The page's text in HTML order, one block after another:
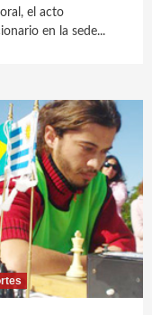
el acto
en la sede...